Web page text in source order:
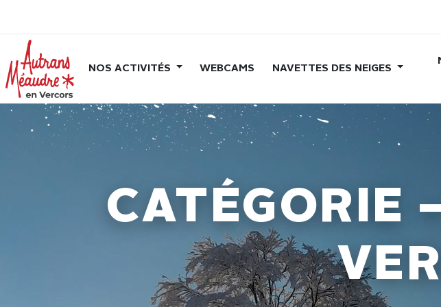
NOS ACTIVITÉS WEBCAMS NAVETTES DES NEIGES
CATÉGORIE